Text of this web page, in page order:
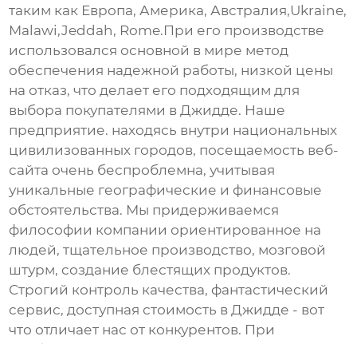
таким как Европа, Америка, Австралия,Ukraine,
Malawi,Jeddah, Rome.При его производстве
использовался основной в мире метод
обеспечения надежной работы, низкой цены
на отказ, что делает его подходящим для
выбора покупателями в Джидде. Наше
предприятие. находясь внутри национальных
цивилизованных городов, посещаемость веб-
сайта очень беспроблемна, учитывая
уникальные географические и финансовые
обстоятельства. Мы придерживаемся
философии компании ориентированное на
людей, тщательное производство, мозговой
штурм, создание блестящих продуктов.
Строгий контроль качества, фантастический
сервис, доступная стоимость в Джидде - вот
что отличает нас от конкурентов. При